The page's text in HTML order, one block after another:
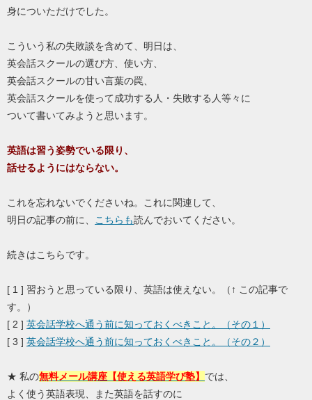
身についただけでした。
こういう私の失敗談を含めて、明日は、
英会話スクールの選び方、使い方、
英会話スクールの甘い言葉の罠、
英会話スクールを使って成功する人・失敗する人等々に
ついて書いてみようと思います。
英語は習う姿勢でいる限り、
話せるようにはならない。
これを忘れないでくださいね。これに関連して、
明日の記事の前に、
こちらも読んでおいてください。
続きはこちらです。
[ 1 ] 習おうと思っている限り、英語は使えない。（↑ この記事で
す。）
[ 2 ] 英会話学校へ通う前に知っておくべきこと。（その１）
[ 3 ] 英会話学校へ通う前に知っておくべきこと。（その２）
★ 私の無料メール講座【使える英語学び塾】 では、
よく使う英語表現、また英語を話すのに